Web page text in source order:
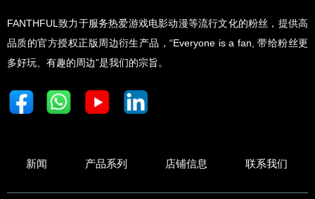
新闻 产品系列 店铺信息 联系我们
FANTHFUL致力于服务热爱游戏电影动漫等流行文化的粉丝，提供高
品质的官方授权正版周边衍生产品，“Everyone is a fan, 带给粉丝更
多好玩、有趣的周边”是我们的宗旨。